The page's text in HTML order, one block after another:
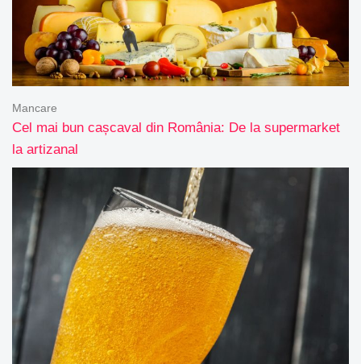
Cel mai bun cașcaval din România: De la supermarket
la artizanal
Mancare